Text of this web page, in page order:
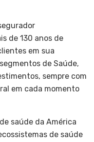
de 130 anos de
em sua
de Saúde,
sempre com
em cada momento
saúde da América
de saúde